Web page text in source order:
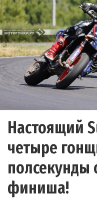
Настоящий
четыре
полсекунды
финиша!